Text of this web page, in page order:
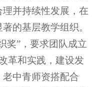
并持续性发展，在
的基层教学组织。
奖”，要求团队成立
革和实践，建设发
中青师资搭配合